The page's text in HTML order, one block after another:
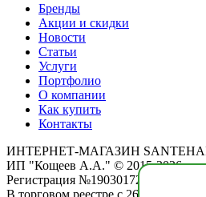
Бренды
Акции и скидки
Новости
Статьи
Услуги
Портфолио
О компании
Как купить
Контакты
ИНТЕРНЕТ-МАГАЗИН
ИП "Кощеев А.А." © 2015-2026
Регистрация №190301725 от
В торговом реестре с 26.11.2019